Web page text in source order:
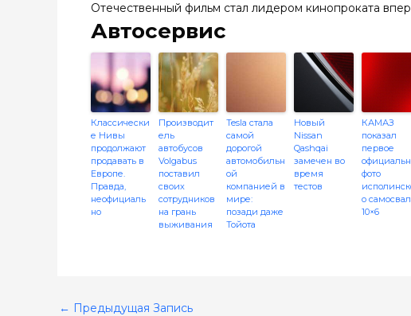
Отечественный фильм стал лидером кинопроката
Автосервис
Классически
е Нивы
продолжают
продавать в
Европе.
Правда,
неофициаль
но
Производит
ель
автобусов
Volgabus
поставил
своих
сотрудников
на грань
выживания
Tesla стала
самой
дорогой
автомобильн
ой
компанией в
мире:
позади даже
Тойота
Новый
Nissan
Qashqai
замечен во
время
тестов
КАМАЗ
показал
первое
фото
о
10×6
← Предыдущая Запись